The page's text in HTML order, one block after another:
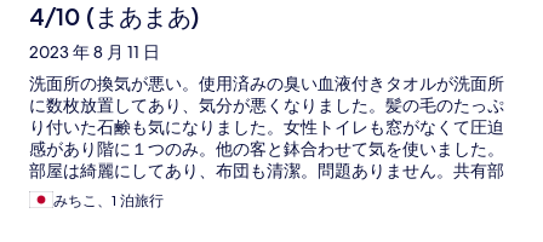
4/10 (まあまあ)
2023 年 8 月 11 日
洗面所の換気が悪い。使用済みの臭い血液付きタオルが洗面所
に数枚放置してあり、気分が悪くなりました。髪の毛のたっぷ
り付いた石鹸も気になりました。女性トイレも窓がなくて圧迫
感があり階に１つのみ。他の客と鉢合わせて気を使いました。
部屋は綺麗にしてあり、布団も清潔。問題ありません。共有部
分はビジネスホテルだから仕方ないと諦めて使うのがいいと思
います。
みちこ、1 泊旅行